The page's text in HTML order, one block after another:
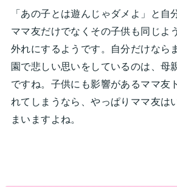
「あの子とは遊んじゃダメよ」と自
ママ友だけでなくその子供も同じよ
外れにするようです。自分だけなら
園で悲しい思いをしているのは、母
ですね。子供にも影響があるママ友
れてしまうなら、やっぱりママ友は
まいますよね。